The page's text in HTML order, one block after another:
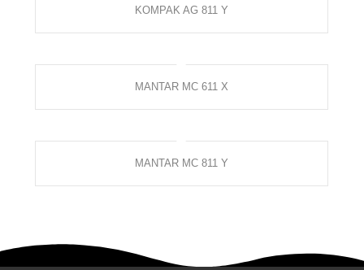
KOMPAK AG 811 Y
MANTAR MC 611 X
MANTAR MC 811 Y